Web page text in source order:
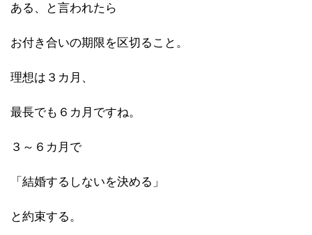
ある、と言われたら
お付き合いの期限を区切ること。
理想は３カ月、
最長でも６カ月ですね。
３～６カ月で
「結婚するしないを決める」
と約束する。